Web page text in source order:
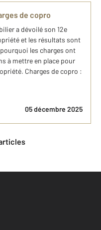
de copro
a dévoilé son 12e
et les résultats sont
les charges ont
à mettre en place pour
Charges de copro :
05 décembre 2025